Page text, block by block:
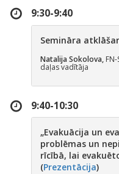
9:30-9:40
Semināra
Natalija Sokolova,
daļas vadītāja
9:40-10:30
„Evakuācija un
problēmas un
rīcībā, lai
(Prezentācija)